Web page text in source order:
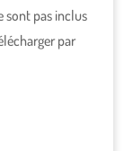
sont pas inclus
par